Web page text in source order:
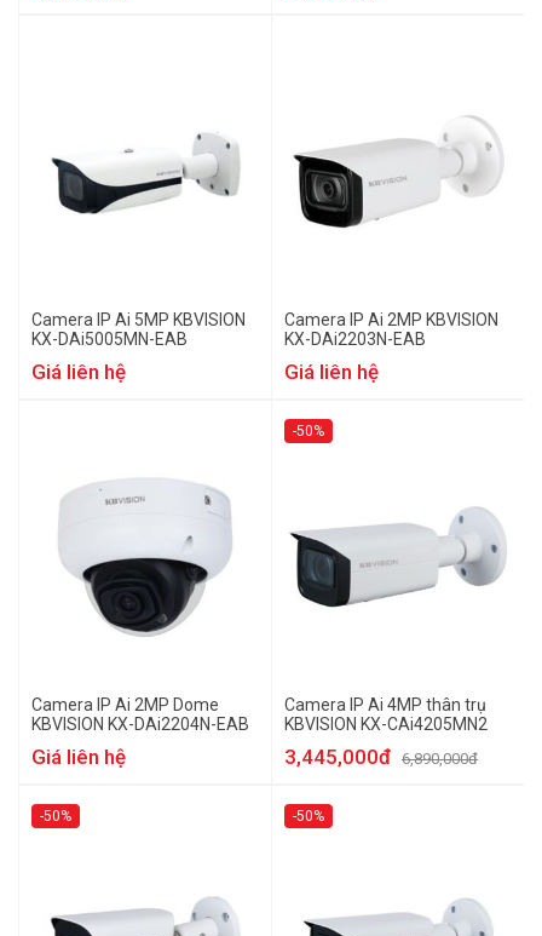
Camera IP Ai 5MP KBVISION
KX-DAi5005MN-EAB
Giá liên hệ
Camera IP Ai 2MP KBVISION
KX-DAi2203N-EAB
Giá liên hệ
Camera IP Ai 2MP Dome
KBVISION KX-DAi2204N-EAB
Giá liên hệ
-50%
Camera IP Ai 4MP thân trụ
KBVISION KX-CAi4205MN2
3,445,000đ 6,890,000đ
-50% -50%